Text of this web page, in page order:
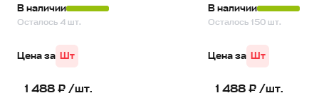
В наличии
Осталось 4 шт.
Цена за Шт
1 488 ₽ /шт.
В наличии
Осталось 150 шт.
Цена за Шт
1 488 ₽ /шт.